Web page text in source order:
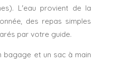
L'eau provient de la
des repas simples
par votre guide.
bagage et un sac à main